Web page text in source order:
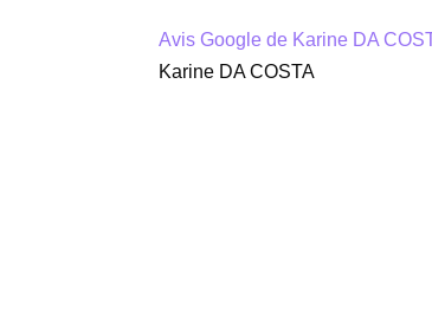
Avis Google de Karine DA
Karine DA COSTA